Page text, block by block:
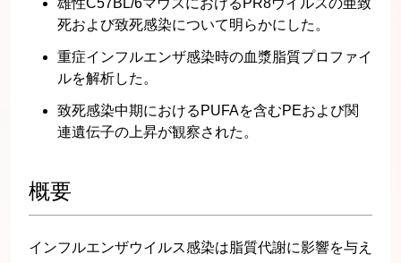
雄性C57BL/6マウスにおけるPR8ウイルスの亜致
死および致死感染について明らかにした。
重症インフルエンザ感染時の血漿脂質プロファイ
ルを解析した。
致死感染中期におけるPUFAを含むPEおよび関
連遺伝子の上昇が観察された。
概要
インフルエンザウイルス感染は脂質代謝に影響を与え